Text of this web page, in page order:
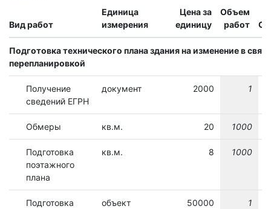
Вид работ
Единица
измерения
Цена за
единицу
Объем
работ
Подготовка технического плана здания на изменение в
перепланировкой
Получение
сведений ЕГРН
документ 2000 1
Обмеры кв.м. 20 1000
Подготовка
поэтажного
плана
кв.м. 8 1000
Подготовка
объект 50000 1